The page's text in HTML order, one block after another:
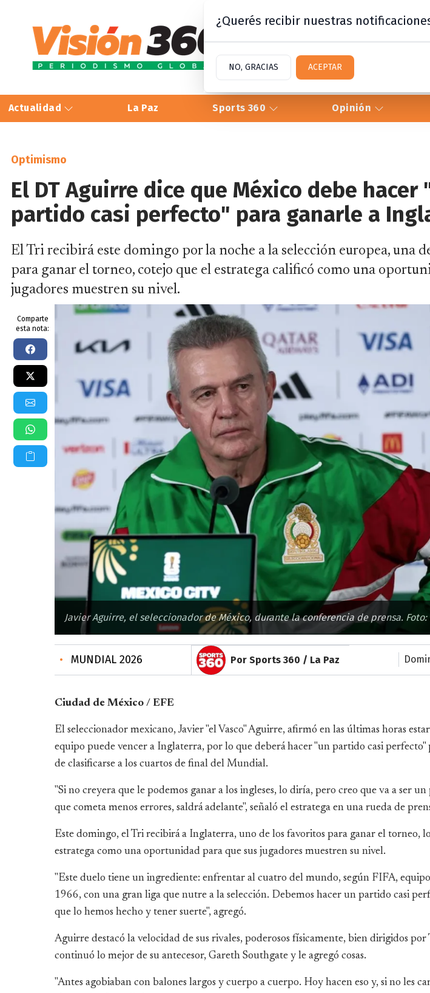
Actualidad La Paz Sports 360 Opinión
Optimismo
El DT Aguirre dice que México debe hacer
partido casi perfecto" para ganarle a
El Tri recibirá este domingo por la noche a la selección europea, una
para ganar el torneo, cotejo que el estratega calificó como una
jugadores muestren su nivel.
Comparte
esta nota:
Javier Aguirre, el seleccionador de México, durante la conferencia de prensa. Foto:
• MUNDIAL 2026 Por Sports 360 / La Paz
Ciudad de México / EFE
El seleccionador mexicano, Javier "el Vasco" Aguirre, afirmó en las últimas horas
equipo puede vencer a Inglaterra, por lo que deberá hacer "un partido casi perfecto"
de clasificarse a los cuartos de final del Mundial.
"Si no creyera que le podemos ganar a los ingleses, lo diría, pero creo que va a ser
que cometa menos errores, saldrá adelante", señaló el estratega en una rueda de
Este domingo, el Tri recibirá a Inglaterra, uno de los favoritos para ganar el torneo,
estratega como una oportunidad para que sus jugadores muestren su nivel.
"Este duelo tiene un ingrediente: enfrentar al cuatro del mundo, según FIFA,
1966, con una gran liga que nutre a la selección. Debemos hacer un partido casi
que lo hemos hecho y tener suerte", agregó.
Aguirre destacó la velocidad de sus rivales, poderosos físicamente, bien dirigidos
continuó lo mejor de su antecesor, Gareth Southgate y le agregó cosas.
"Antes agobiaban con balones largos y cuerpo a cuerpo. Hoy hacen eso y, si no les
¿Querés recibir nuestras
NO, GRACIAS ACEPTAR